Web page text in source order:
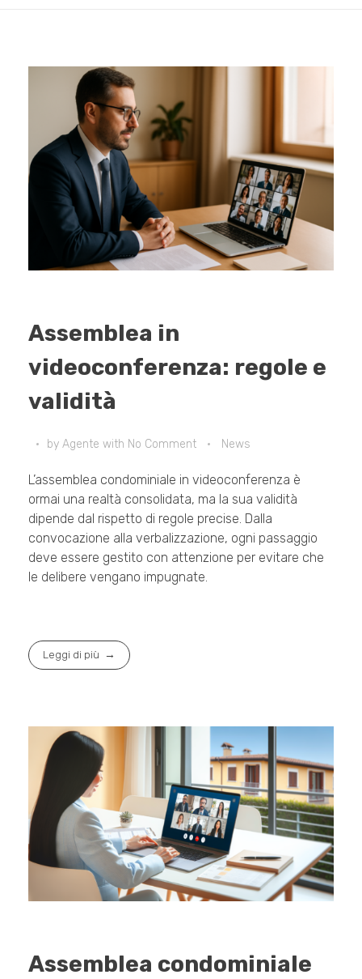
Assemblea in
videoconferenza: regole e
validità
by Agente with No Comment News
L’assemblea condominiale in videoconferenza è
ormai una realtà consolidata, ma la sua validità
dipende dal rispetto di regole precise. Dalla
convocazione alla verbalizzazione, ogni passaggio
deve essere gestito con attenzione per evitare che
le delibere vengano impugnate.
Leggi di più
Assemblea condominiale